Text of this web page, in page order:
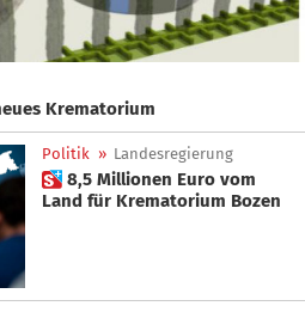
Krematorium
Politik » Landesregierung
 8,5 Millionen Euro vom
Land für Krematorium Bozen